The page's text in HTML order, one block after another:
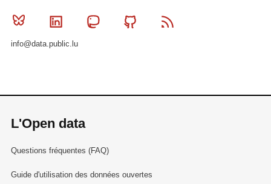
Bluesky Linkedin MastodonGithub
info@data.public.lu
L'Open data
Questions fréquentes (FAQ)
Guide d'utilisation des données ouvertes